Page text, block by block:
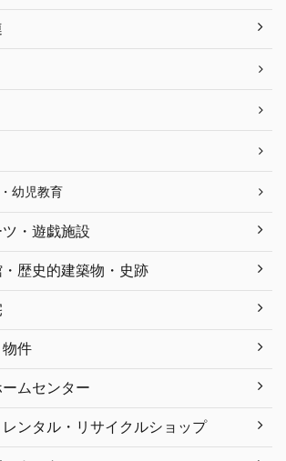
幼児教育
・遊戯施設
歴史的建築物・史跡
件
ムセンター
ンタル・リサイクルショップ